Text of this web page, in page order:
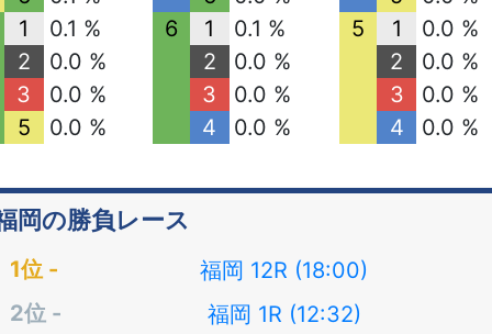
1
0.1 %
2
0.0 %
3
0.0 %
5
0.0 %
6
1
0.1 %
2
0.0 %
3
0.0 %
4
0.0 %
5
1
0.0 %
2
0.0 %
3
0.0 %
4
0.0 %
岡の勝負レース
福岡 12R (18:00)
福岡 1R (12:32)